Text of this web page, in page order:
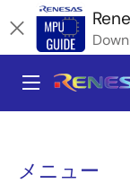
イ
ン
メニュー
パ
マ
株式会社アルファ